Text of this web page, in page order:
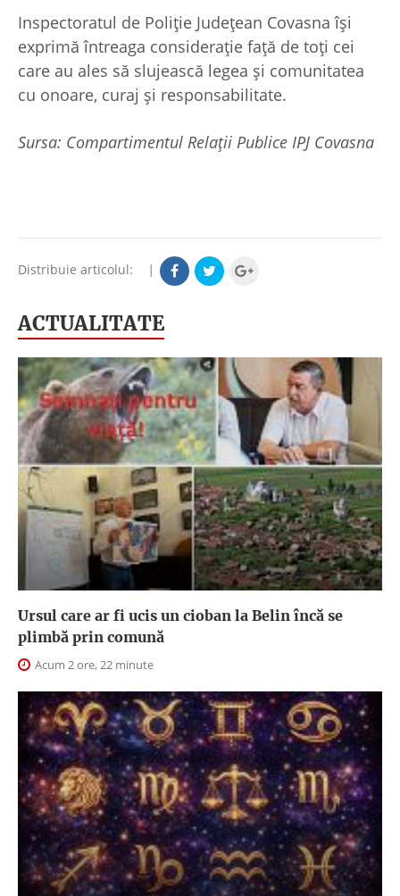
Inspectoratul de Poliție Județean Covasna își
exprimă întreaga considerație față de toți cei
care au ales să slujească legea și comunitatea
cu onoare, curaj și responsabilitate.
Sursa: Compartimentul Relații Publice IPJ Covasna
Distribuie articolul: |
ACTUALITATE
Ursul care ar fi ucis un cioban la Belin încă se
plimbă prin comună
Acum 2 ore, 22 minute